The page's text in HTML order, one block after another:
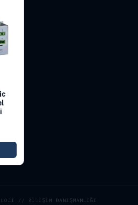
// BİLİŞİM DANIŞMANLIĞI